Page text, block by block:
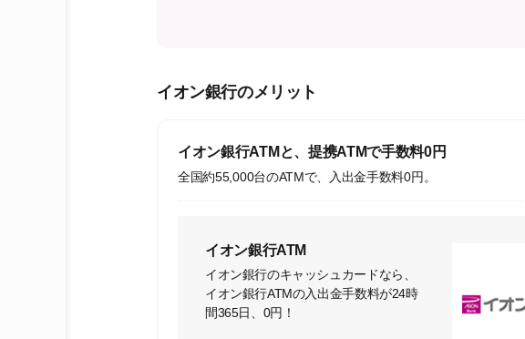
イオン銀行のメリット
イオン銀行ATMと、提携ATMで手数料0円
全国約55,000台のATMで、入出金手数料0円。
イオン銀行ATM
イオン銀行のキャッシュカードなら、
イオン銀行ATMの入出金手数料が24時
間365日、0円！